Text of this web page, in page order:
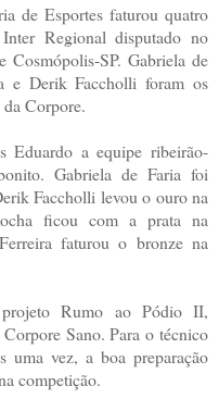
de Esportes faturou quatro
Regional disputado no
SP. Gabriela de
e Derik Faccholli foram os
da Corpore.
Eduardo a equipe ribeirão-
Gabriela de Faria foi
Faccholli levou o ouro na
ficou com a prata na
faturou o bronze na
Rumo ao Pódio II,
Sano. Para o técnico
uma vez, a boa preparação
competição.